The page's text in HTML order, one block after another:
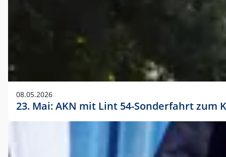
08.05.2026
23. Mai: AKN mit Lint 54-Sonderfahrt